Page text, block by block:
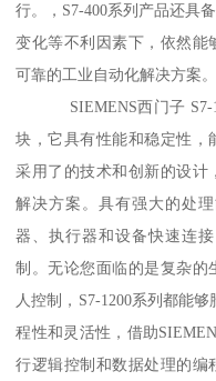
行。，S7-400系列产品还具
变化等不利因素下，依然能
可靠的工业自动化解决方案。
SIEMENS西门子 S7-
块，它具有性能和稳定性，
采用了的技术和创新的设计
解决方案。具有强大的处
器、执行器和设备快速连
制。无论您面临的是复杂的
人控制，S7-1200系列都能
程性和灵活性，借助
行逻辑控制和数据处理的编